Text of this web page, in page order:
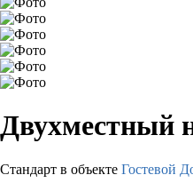
Двухместный
Стандарт в объекте Гостевой